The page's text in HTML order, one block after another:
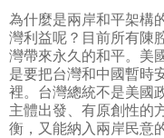
為什麼是兩岸和平架構
灣利益呢？目前所有陳
灣帶來永久的和平。美
是要把台灣和中國暫時
裡。台灣總統不是美國
主體出發、有原創性的
衡，又能納入兩岸民意